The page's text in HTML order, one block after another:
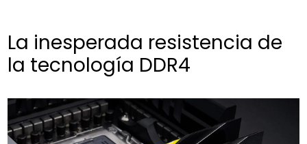
La inesperada resistencia de
la tecnología DDR4